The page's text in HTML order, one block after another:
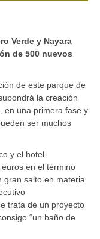
Verde y Nayara
de 500 nuevos
de este parque de
la creación
en una primera fase y
ser muchos
y el hotel-
en el término
gran salto en materia
trata de un proyecto
“un baño de